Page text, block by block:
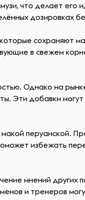
что делает его
дозировках
сохраняют
в свежем
Однако на
Эти добавки могут
перуанской.
избежать
мнений других
и тренеров